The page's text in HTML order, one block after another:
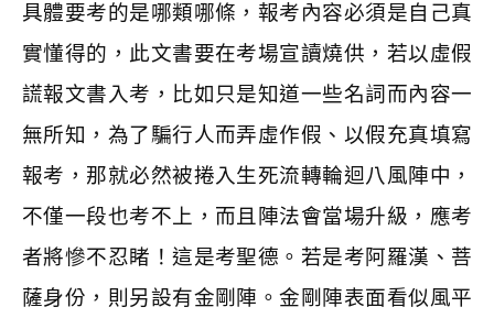
具體要考的是哪類哪條，報考內容必須是自己真
實懂得的，此文書要在考場宣讀燒供，若以虛假
謊報文書入考，比如只是知道一些名詞而內容一
無所知，為了騙行人而弄虛作假、以假充真填寫
報考，那就必然被捲入生死流轉輪迴八風陣中，
不僅一段也考不上，而且陣法會當場升級，應考
者將慘不忍睹！這是考聖德。若是考阿羅漢、菩
薩身份，則另設有金剛陣。金剛陣表面看似風平